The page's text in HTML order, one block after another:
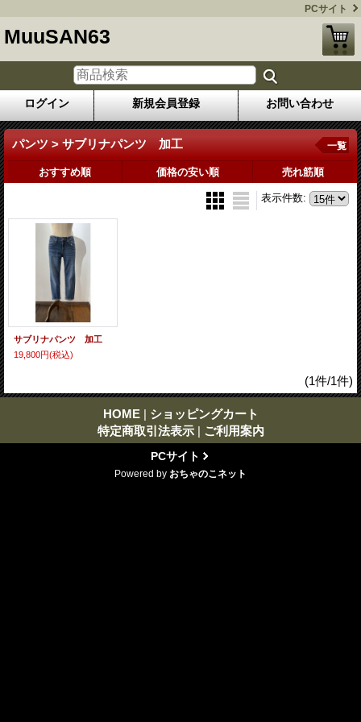
PCサイト
MuuSAN63
ログイン 新規会員登録 お問い合わせ
パンツ > サブリナパンツ 加工 一覧
おすすめ順 価格の安い順 売れ筋順
表示件数:
サブリナパンツ 加工
19,800円(税込)
(1件/1件)
HOME | ショッピングカート
特定商取引法表示 | ご利用案内
PCサイト
Powered by おちゃのこネット